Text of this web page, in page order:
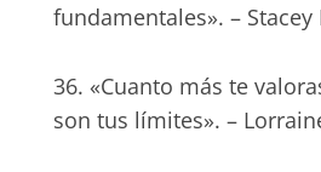
fundamentales». – Stacey
36. «Cuanto más te
son tus límites». –